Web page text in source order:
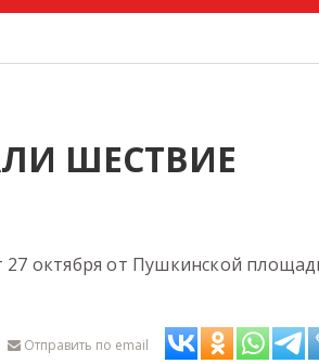
ШЕСТВИЕ
октября от Пушкинской
Отправить по email